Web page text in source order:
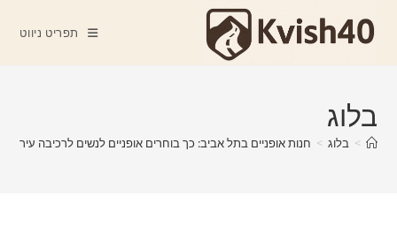
תפריט ניווט
בלוג
> בלוג > חנות אופניים בתל אביב: כך בוחרים אופניים לנשים לרכיבה עירונית